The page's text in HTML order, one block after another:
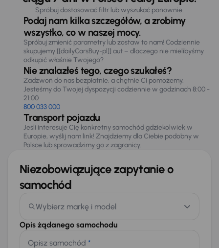
Spróbuj dostosować filtr lub wyszukać ponownie.
Podaj nam kilka szczegółów, a zrobimy
wszystko, co w naszej mocy.
Spróbuj zmienić parametry lub zostaw to nam! Codziennie
skupujemy [[dailyCarsBuy-pl]] aut – dlaczego nie mielibyśmy
odkupić właśnie Twojego?
Nie znalazłeś tego, czego szukałeś?
Zadzwoń do nas bezpłatnie, a chętnie Ci pomożemy.
Jesteśmy do Twojej dyspozycji codziennie w godzinach 8:00 -
21:00
800 033 000
Transport pojazdu
Jeśli interesuje Cię konkretny samochód gdziekolwiek w
Europie, wyślij nam link! Znajdziemy dla Ciebie podobny w
Polsce lub sprowadzimy go z zagranicy.
Niezobowiązujące zapytanie o
samochód
Wybierz markę i model
Opis żądanego samochodu
Opisz samochód *